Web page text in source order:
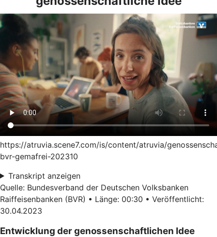
https://atruvia.scene7.com/is/content/atruvia/
bvr-gemafrei-202310
Transkript anzeigen
Quelle: Bundesverband der Deutschen Volksbanken
Raiffeisenbanken (BVR) • Länge: 00:30 • Veröffentlicht:
30.04.2023
Entwicklung der genossenschaftlichen Idee